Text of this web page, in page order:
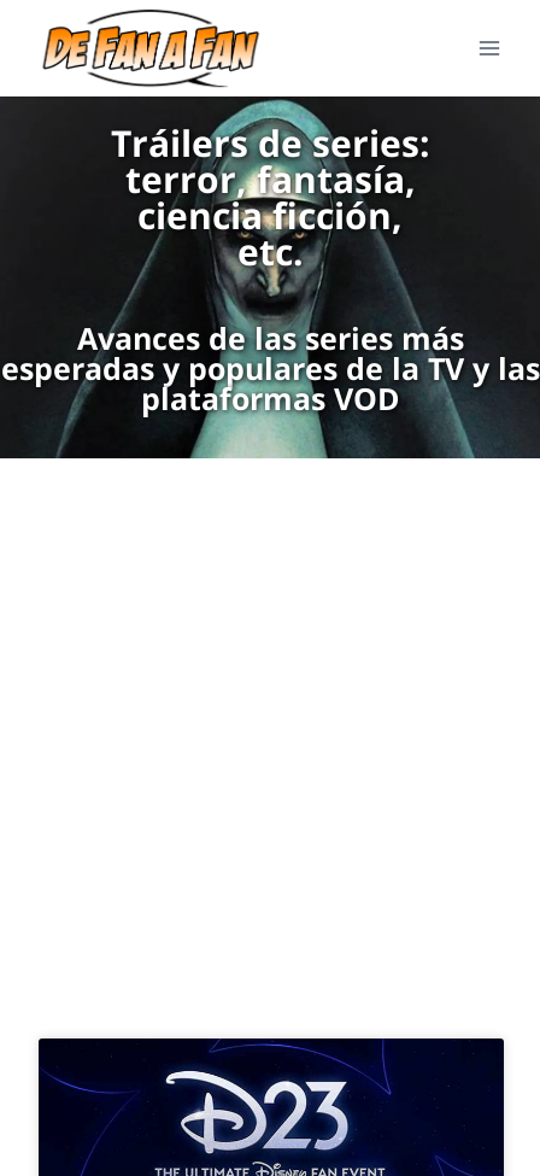
Tráilers de series:
terror, fantasía,
ciencia ficción,
etc.
Avances de las series más
esperadas y populares de la TV y las
plataformas VOD